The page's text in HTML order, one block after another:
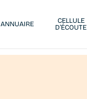
ANNUAIRE
CELLULE
D’ÉCOUTE